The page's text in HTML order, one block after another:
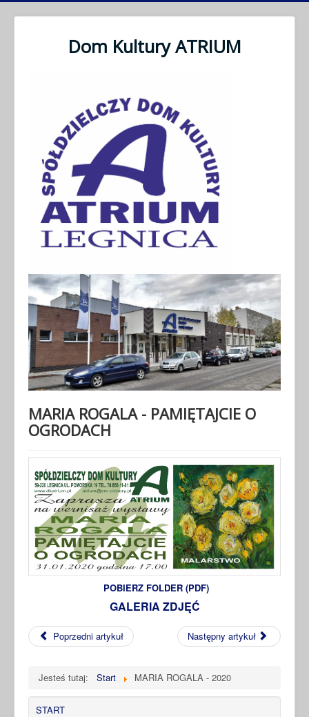
Dom Kultury ATRIUM
MARIA ROGALA - PAMIĘTAJCIE O
OGRODACH
POBIERZ FOLDER (PDF)
GALERIA ZDJĘĆ
Poprzedni artykuł Następny artykuł
Jesteś tutaj: Start MARIA ROGALA - 2020
START